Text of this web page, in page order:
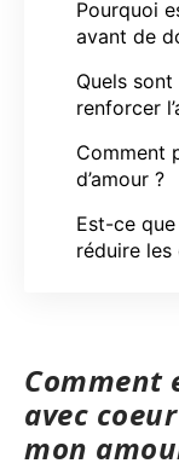
Pourquoi
avant de
Quels
renforcer
Comment
d’amour ?
Est-ce
réduire
Comment
avec
mon